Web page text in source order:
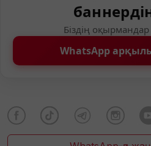
Біздің оқырмандар
WhatsApp